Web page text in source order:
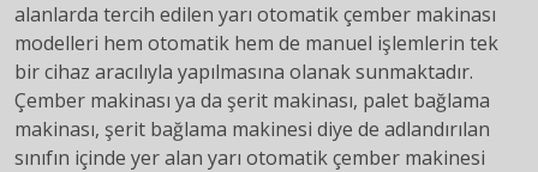
alanlarda tercih edilen yarı otomatik çember makinası
modelleri hem otomatik hem de manuel işlemlerin tek
bir cihaz aracılıyla yapılmasına olanak sunmaktadır.
Çember makinası ya da şerit makinası, palet bağlama
makinası, şerit bağlama makinesi diye de adlandırılan
sınıfın içinde yer alan yarı otomatik çember makinesi